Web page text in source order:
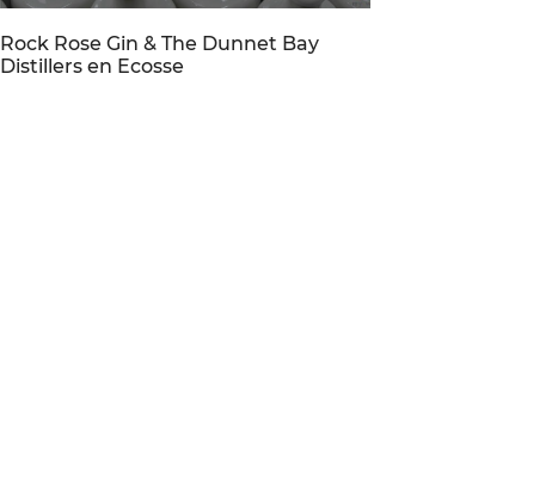
Rock Rose Gin & The Dunnet Bay
Distillers en Ecosse